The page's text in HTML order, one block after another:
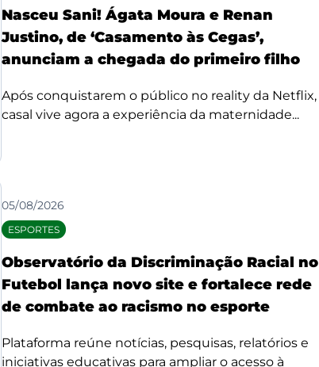
Nasceu Sani! Ágata Moura e Renan
Justino, de ‘Casamento às Cegas’,
anunciam a chegada do primeiro filho
Após conquistarem o público no reality da Netflix,
casal vive agora a experiência da maternidade...
05/08/2026
ESPORTES
Observatório da Discriminação Racial no
Futebol lança novo site e fortalece rede
de combate ao racismo no esporte
Plataforma reúne notícias, pesquisas, relatórios e
iniciativas educativas para ampliar o acesso à